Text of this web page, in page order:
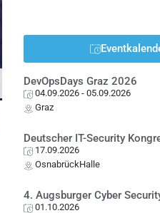
DevOpsDays Graz 2026
04.09.2026 - 05.09.2026
Graz
Deutscher IT-Security
17.09.2026
OsnabrückHalle
4. Augsburger Cyber
01.10.2026